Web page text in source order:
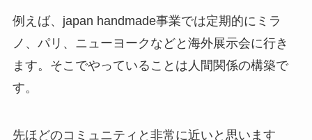
例えば、japan handmade事業では定期的にミラ
ノ、パリ、ニューヨークなどと海外展示会に行き
ます。そこでやっていることは人間関係の構築で
す。
先ほどのコミュニティと非常に近いと思います